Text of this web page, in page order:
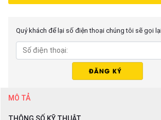
Quý khách để lại số điện thoại chúng tôi sẽ gọi
MÔ TẢ